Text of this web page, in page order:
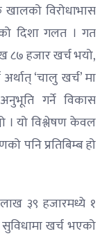
खालको विरोधाभास
दिशा गलत । गत
८७ हजार खर्च भयो,
‘चालु खर्च’ मा
गर्ने विकास
। यो विश्लेषण केवल
पनि प्रतिबिम्ब हो
३९ हजारमध्ये १
खर्च भएको